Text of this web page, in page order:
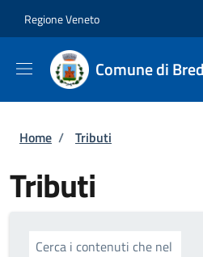
Regione Veneto
Comune di
Briciole di pane
Home / Tributi
Tributi
Cerca i contenuti che nel